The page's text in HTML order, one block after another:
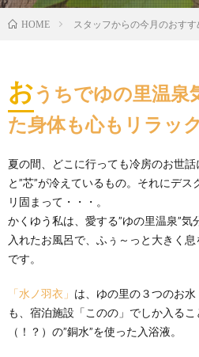
HOME スタッフからの今月のおす
おうちでゆの里温泉
た身体も心もリラッ
夏の間、どこに行っても冷房のお世
と”芯”が冷えているもの。それにデ
リ固まって・・・。
かくゆう私は、愛する”ゆの里温泉”気
入れたお風呂で、ふぅ～っと大きく
です。
「水ノ羽衣」 は、ゆの里の３つのお
も、宿泊施設「このの」でしか入る
（！？）の”銅水”を使った入浴液。